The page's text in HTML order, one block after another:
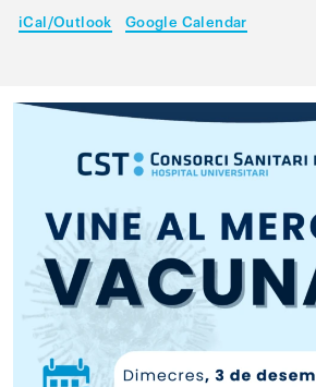
iCal/Outlook Google Calendar